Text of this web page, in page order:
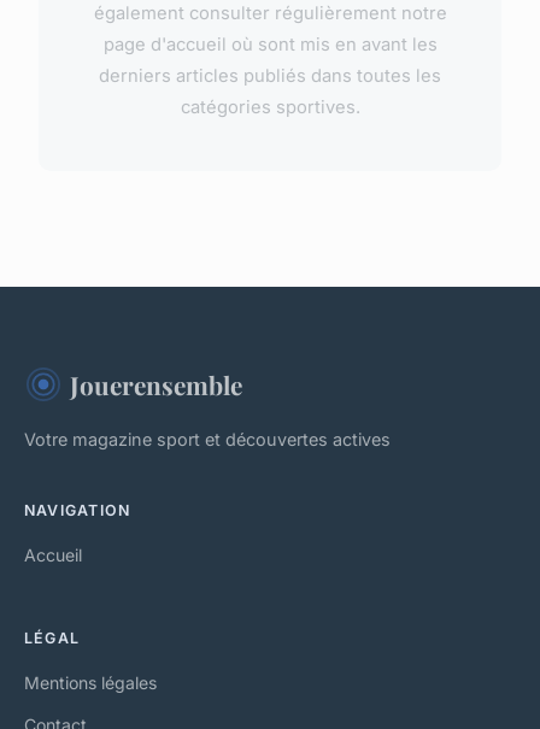
également consulter régulièrement notre
page d'accueil où sont mis en avant les
derniers articles publiés dans toutes les
catégories sportives.
Jouerensemble
Votre magazine sport et découvertes actives
NAVIGATION
Accueil
LÉGAL
Mentions légales
Contact